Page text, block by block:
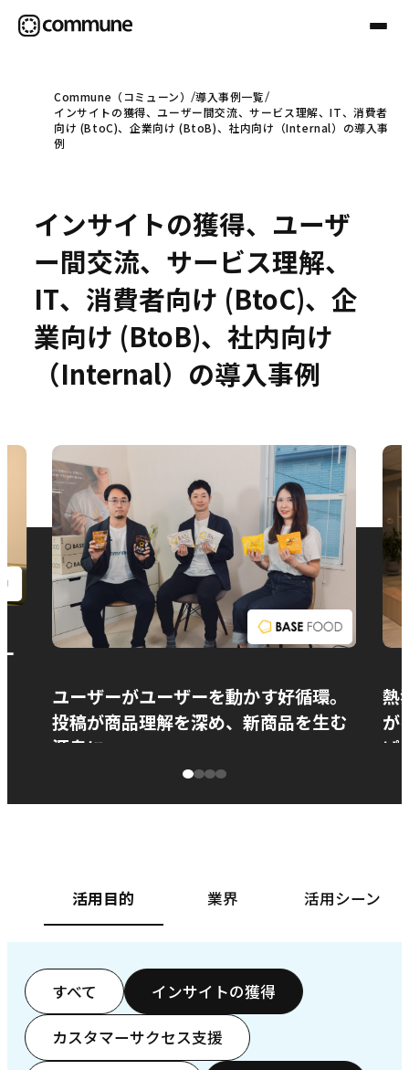
Communeについて
事例
セミナー
お役立ち情報
お問い合わせ
Commune（コミューン）
導入事例一覧
インサイトの獲得、ユーザー間交流、サービス理解、IT、消費者
向け (BtoC)、企業向け (BtoB)、社内向け（Internal）の導入事
例
インサイトの獲得、ユーザ
ー間交流、サービス理解、
IT、消費者向け (BtoC)、企
業向け (BtoB)、社内向け
（Internal）の導入事例
ユーザーがユーザーを動かす好循環。
投稿が商品理解を深め、新商品を生む
源泉に
熱
が
ぱ
活用目的 業界 活用シーン
すべて インサイトの獲得
カスタマーサクセス支援